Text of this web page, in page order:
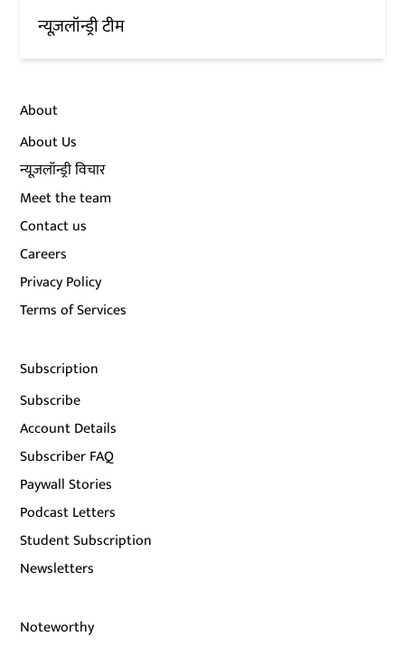
न्यूज़लॉन्ड्री टीम
About
About Us
न्यूज़लॉन्ड्री विचार
Meet the team
Contact us
Careers
Privacy Policy
Terms of Services
Subscription
Subscribe
Account Details
Subscriber FAQ
Paywall Stories
Podcast Letters
Student Subscription
Newsletters
Noteworthy